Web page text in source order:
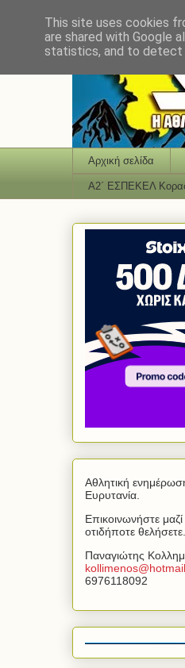
Αρχική σελίδα
Α2΄ ΕΣΠΕΚΕΛ
Αθλητική
Ευρυτανία.
Επικοινωνήστε
οτιδήποτε θελήσετε.
Παναγιώτης
kollimenos@hotmail
6976118092
This site uses cookies
are shared with Google
statistics, and to detect